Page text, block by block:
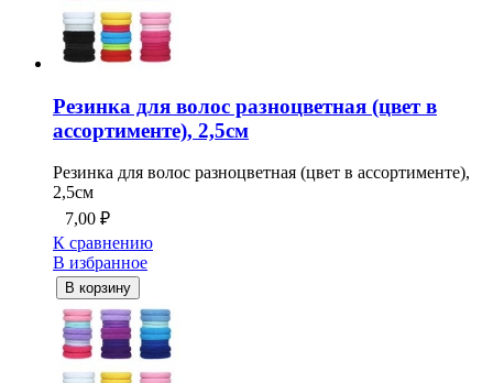
Резинка для волос разноцветная (цвет в
ассортименте), 2,5см
Резинка для волос разноцветная (цвет в ассортименте),
2,5см
7,00 ₽
К сравнению
В избранное
В корзину